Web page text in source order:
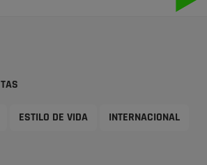
ESTILO DE VIDA INTERNACIONAL